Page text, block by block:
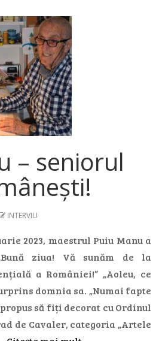
– seniorul
INTERVIU
2023, maestrul Puiu Manu a
ziua! Vă sunăm de la
a României!” „Aoleu, ce
domnia sa. „Numai fapte
să fiți decorat cu Ordinul
de Cavaler, categoria „Artele